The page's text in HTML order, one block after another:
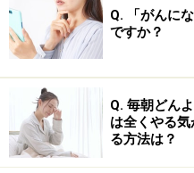
年齢に関係なく、頑張っ
た後には、「ポッカリ感
す。
五月病？ 空の巣症
を詳しく解説
Q. 「がんに
ですか？
Q. 毎朝どん
は全くやる
る方法は？